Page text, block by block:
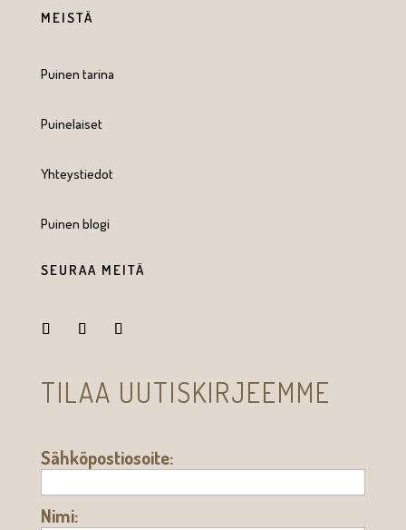
MEISTÄ
Puinen tarina
Puinelaiset
Yhteystiedot
Puinen blogi
SEURAA MEITÄ
TILAA UUTISKIRJEEMME
Sähköpostiosoite:
Nimi: